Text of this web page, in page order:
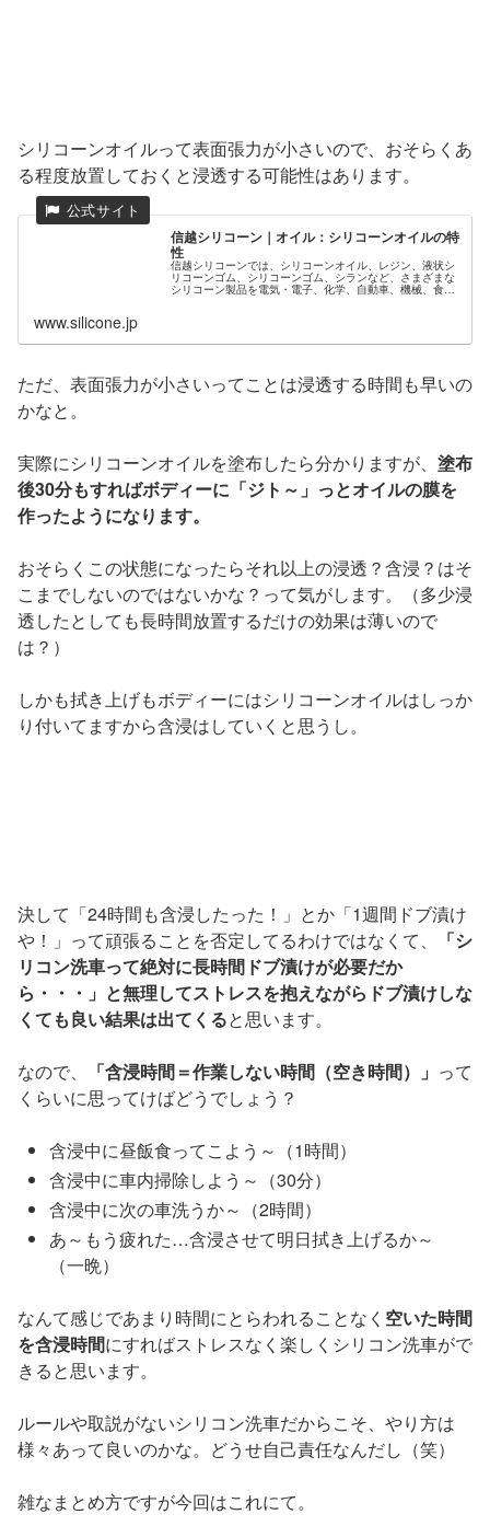
シリコーンオイルって表面張力が小さいので、おそらくあ
る程度放置しておくと浸透する可能性はあります。
信越シリコーン｜オイル：シリコーンオイルの特
性
信越シリコーンでは、シリコーンオイル、レジン、液状シ
リコーンゴム、シリコーンゴム、シランなど、さまざまな
シリコーン製品を電気・電子、化学、自動車、機械、食
www.silicone.jp
ただ、表面張力が小さいってことは浸透する時間も早いの
かなと。
実際にシリコーンオイルを塗布したら分かりますが、 塗布
後30分もすればボディーに「ジト～」っとオイルの膜を
作ったようになります。
おそらくこの状態になったらそれ以上の浸透？含浸？はそ
こまでしないのではないかな？って気がします。（多少浸
透したとしても長時間放置するだけの効果は薄いので
は？）
しかも拭き上げもボディーにはシリコーンオイルはしっか
り付いてますから含浸はしていくと思うし。
決して「24時間も含浸したった！」とか「1週間ドブ漬け
や！」って頑張ることを否定してるわけではなくて、
「シ
リコン洗車って絶対に長時間ドブ漬けが必要だか
ら・・・」と無理してストレスを抱えながらドブ漬けしな
くても良い結果は出てくると思います。
なので、 「含浸時間＝作業しない時間（空き時間）」 って
くらいに思ってけばどうでしょう？
含浸中に昼飯食ってこよう～（1時間）
含浸中に車内掃除しよう～（30分）
含浸中に次の車洗うか～（2時間）
あ～もう疲れた…含浸させて明日拭き上げるか～
（一晩）
なんて感じであまり時間にとらわれることなく 空いた時間
を含浸時間にすればストレスなく楽しくシリコン洗車がで
きると思います。
ルールや取説がないシリコン洗車だからこそ、やり方は
様々あって良いのかな。どうせ自己責任なんだし（笑）
雑なまとめ方ですが今回はこれにて。